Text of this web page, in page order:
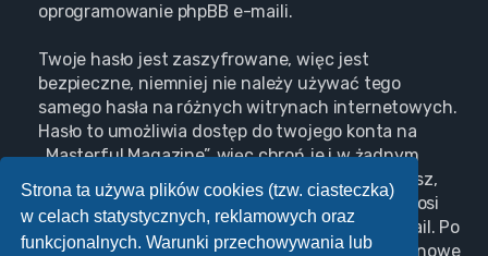
Strona ta używa plików cookies (tzw. ciasteczka)
w celach statystycznych, reklamowych oraz
funkcjonalnych. Warunki przechowywania lub
oprogramowanie phpBB e-maili.
Twoje hasło jest zaszyfrowane, więc jest
bezpieczne, niemniej nie należy używać tego
samego hasła na różnych witrynach internetowych.
Hasło to umożliwia dostęp do twojego konta na
„Masterful Magazine”, więc chroń je i w żadnym
wypadku nie podawaj
nikomu . Jeśli je zapomnisz,
użyj funkcji „Nie pamiętam hasła”. Witryna poprosi
cię o podanie nazwy użytkownika i adresu e-mail. Po
podaniu tych danych zostanie wygenerowane nowe